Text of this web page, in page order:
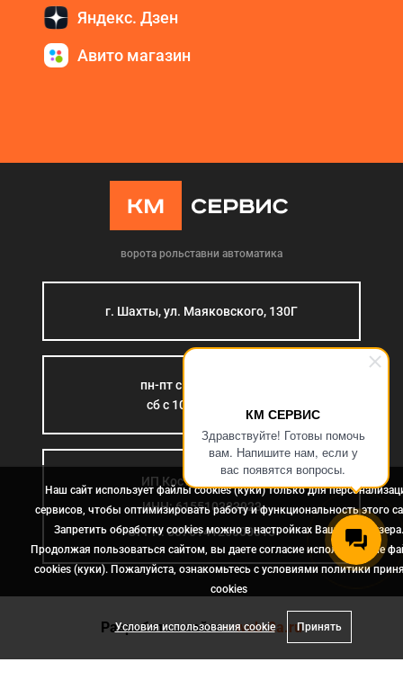
КМ СЕРВИС
Здравствуйте! Готовы помочь
вам. Напишите нам, если у
вас появятся вопросы.
Яндекс. Дзен
Авито магазин
ворота рольставни автоматика
г. Шахты, ул. Маяковского, 130Г
пн-пт с 9:00 до 18:00
сб с 10:00 до 15:00
ИП Костромина Л.Б.
ИНН: 615510383923
ОГРН: 307614126000015
Разработка сайта- web-2a.ru
Наш сайт использует файлы cookies (куки) только для
сервисов, чтобы оптимизировать работу и функциональность этого
Запретить обработку cookies можно в настройках Вашего браузера.
Продолжая пользоваться сайтом, вы даете согласие использование
cookies (куки). Пожалуйста, ознакомьтесь с условиями политики
сookies
Условия использования cookie Принять